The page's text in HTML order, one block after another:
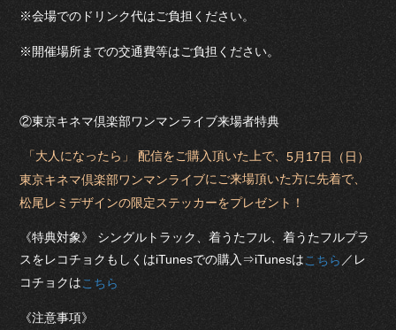
※会場でのドリンク代はご負担ください。
※開催場所までの交通費等はご負担ください。
②東京キネマ倶楽部ワンマンライブ来場者特典
「大人になったら」 配信をご購入頂いた上で、5月17日（日）
東京キネマ倶楽部ワンマンライブにご来場頂いた方に先着で、
松尾レミデザインの限定ステッカーをプレゼント！
《特典対象》 シングルトラック、着うたフル、着うたフルプラ
スをレコチョクもしくはiTunesでの購入⇒iTunesはこちら ／レ
コチョクはこちら
《注意事項》